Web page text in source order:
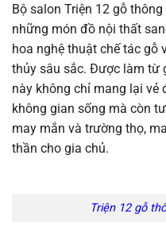
Bộ salon Triện 12 gỗ
những món đồ nội thất
hoa nghệ thuật chế tác gỗ
thủy sâu sắc. Được làm từ
này không chỉ mang lại vẻ
không gian sống mà còn
may mắn và trường thọ,
thần cho gia chủ.
Triện 12 gỗ